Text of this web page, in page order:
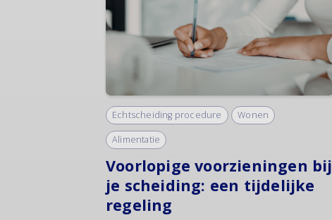
Echtscheiding procedure Wonen
Alimentatie
Voorlopige voorzieningen bij
je scheiding: een tijdelijke
regeling